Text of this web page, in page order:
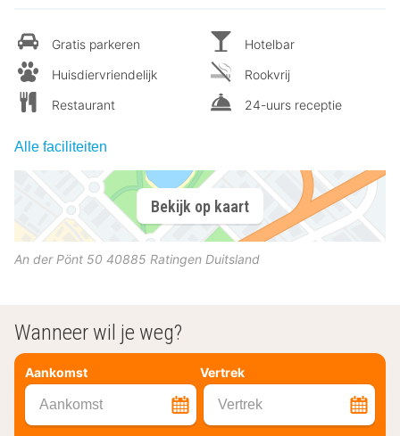
Gratis parkeren
Huisdiervriendelijk
Restaurant
Hotelbar
Rookvrij
24-uurs receptie
Alle faciliteiten
Bekijk op kaart
An der Pönt 50 40885 Ratingen Duitsland
Wanneer wil je weg?
Aankomst Vertrek
Aankomst Vertrek